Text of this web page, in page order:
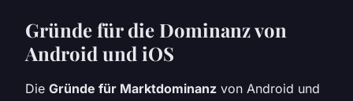
Gründe für die Dominanz von
Android und iOS
Die Gründe für Marktdominanz von Android und